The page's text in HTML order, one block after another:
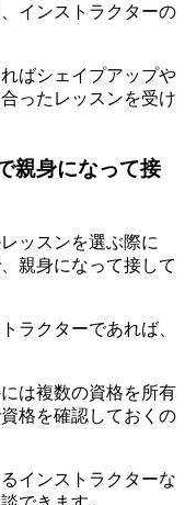
インストラクターの
ばシェイプアップや
ったレッスンを受け
親身になって接
ッスンを選ぶ際に
親身になって接して
ラクターであれば、
は複数の資格を所有
格を確認しておくの
インストラクターな